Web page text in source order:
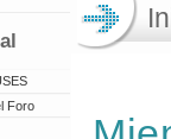
Foro